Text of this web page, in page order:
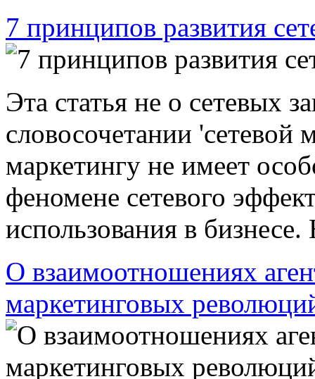
7 принципов развития
Эта статья не о сетевых
словосочетании 'сетевой
маркетингу не имеет
феномене сетевого
использования в
О взаимоотношениях
маркетинговых